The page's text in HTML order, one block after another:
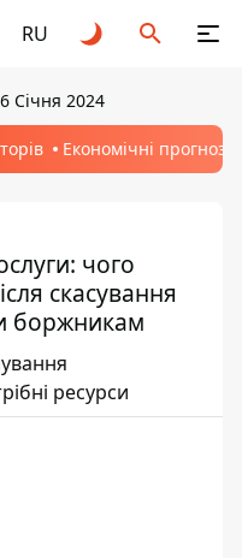
RU
Січня 2024
Економічні прогнози
чого
скасування
боржникам
ресурси